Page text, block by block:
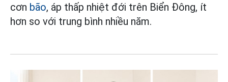
cơn bão, áp thấp nhiệt đới trên Biển Đông, ít
hơn so với trung bình nhiều năm.